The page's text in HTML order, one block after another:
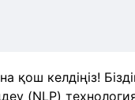
қош келдіңіз!
(NLP)